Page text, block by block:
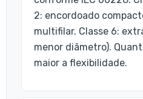
2: encordoado
multifilar. Classe 6:
menor diâmetro).
maior a flexibilidade.